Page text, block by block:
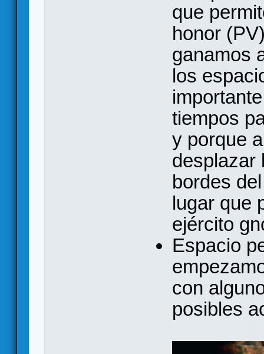
que
honor
ganamos
los
tiempos
y porque
desplazar
bordes
lugar que
ejército
Espacio
con
posibles